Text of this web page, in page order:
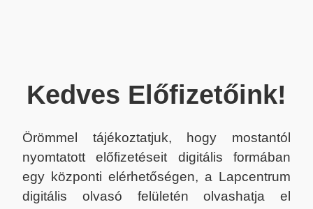
Kedves Előfizetőink!
Örömmel tájékoztatjuk, hogy mostantól
nyomtatott előfizetéseit digitális formában
egy központi elérhetőségen, a Lapcentrum
digitális olvasó felületén olvashatja el